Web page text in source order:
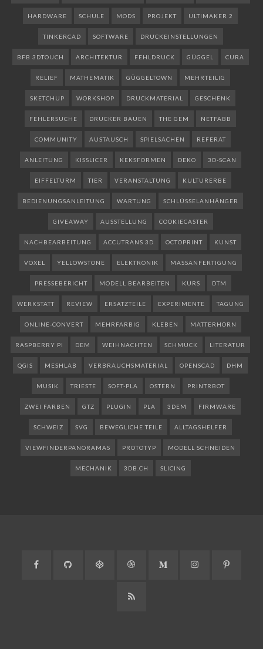
HARDWARE SCHULE MODS PROJEKT ULTIMAKER 2
TINKERCAD SOFTWARE DRUCKEINSTELLUNGEN
BFB 3DTOUCH ARCHITEKTUR FEHLDRUCK GÜGGEL CURA
RELIEF MATHEMATIK GÜGGELTOWN MEHRTEILIG
SKETCHUP WORKSHOP DRUCKMATERIAL GESCHENK
FEHLERSUCHE DRUCKER BAUEN THE GEM NETFABB
COMMUNITY AUSTAUSCH SPIELSACHEN REFERAT
ANLEITUNG KISSLICER KEKSFORMEN DEKO 3D-SCAN
EIFFELTURM TIER VERANSTALTUNG KULTURERBE
BEDIENUNGSANLEITUNG WARTUNG SCHLÜSSELANHÄNGER
GIVEAWAY AUSSTELLUNG COOKIECASTER
NACHBEARBEITUNG ACCUTRANS 3D OCTOPRINT KUNST
VOXEL YELLOWSTONE ELEKTRONIK MASSANFERTIGUNG
PRESSEBERICHT MODELL BEARBEITEN KURS DTM
WERKSTATT REVIEW ERSATZTEILE EXPERIMENTE TAGUNG
ONLINE-CONVERT MEHRFARBIG KLEBEN MATTERHORN
RASPBERRY PI DEM WEIHNACHTEN SCHMUCK LITERATUR
QGIS MESHLAB VERBRAUCHSMATERIAL OPENSCAD DHM
MUSIK TRIESTE SOFT-PLA OSTERN PRINTRBOT
ZWEI FARBEN GTZ PLUGIN PLA 3DEM FIRMWARE
SCHWEIZ SVG BEWEGLICHE TEILE ALLTAGSHELFER
VIEWFINDERPANORAMAS PROTOTYP MODELL SCHNEIDEN
MECHANIK 3DB.CH SLICING
Facebook GitHub CodePen Dribbble Medium Instagram
RSS